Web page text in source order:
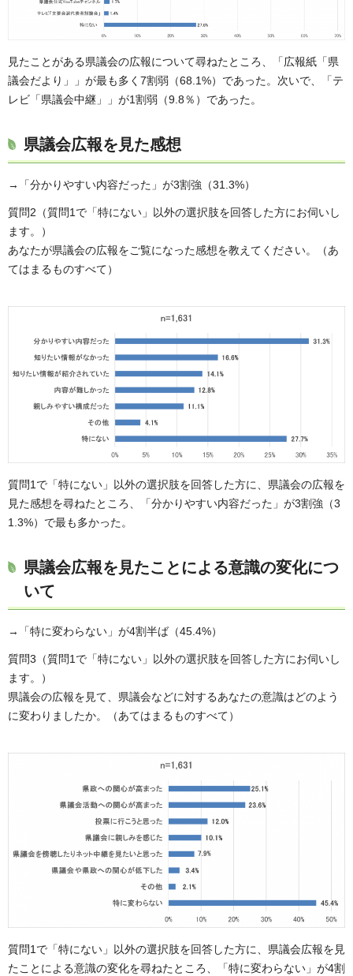
見たことがある県議会の広報について尋ねたところ、「広報紙「県
議会だより」」が最も多く7割弱（68.1%）であった。次いで、「テ
レビ「県議会中継」」が1割弱（9.8％）であった。
県議会広報を見た感想
→「分かりやすい内容だった」が3割強（31.3%）
質問2（質問1で「特にない」以外の選択肢を回答した方にお伺いし
ます。）
あなたが県議会の広報をご覧になった感想を教えてください。（あ
てはまるものすべて）
質問1で「特にない」以外の選択肢を回答した方に、県議会の広報を
見た感想を尋ねたところ、「分かりやすい内容だった」が3割強（3
1.3%）で最も多かった。
県議会広報を見たことによる意識の変化につ
いて
→「特に変わらない」が4割半ば（45.4%）
質問3（質問1で「特にない」以外の選択肢を回答した方にお伺いし
ます。）
県議会の広報を見て、県議会などに対するあなたの意識はどのよう
に変わりましたか。（あてはまるものすべて）
質問1で「特にない」以外の選択肢を回答した方に、県議会広報を見
たことによる意識の変化を尋ねたところ、「特に変わらない」が4割